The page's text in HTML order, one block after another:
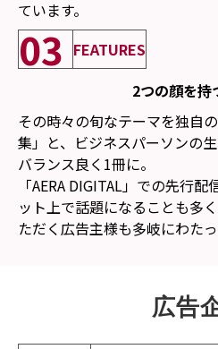
ています。
03 FEATURES
2つの顔を持
その時々の旬なテーマを独自
集」と、ビジネスパーソンの
バランス良く1冊に。
「AERA DIGITAL」での先行
ット上で話題になることも多
ただく広告主様も多岐にわたっ
広告